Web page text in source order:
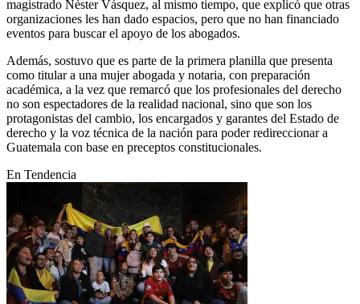
magistrado Néster Vásquez, al mismo tiempo, que explicó que otras
organizaciones les han dado espacios, pero que no han financiado
eventos para buscar el apoyo de los abogados.
Además, sostuvo que es parte de la primera planilla que presenta
como titular a una mujer abogada y notaria, con preparación
académica, a la vez que remarcó que los profesionales del derecho
no son espectadores de la realidad nacional, sino que son los
protagonistas del cambio, los encargados y garantes del Estado de
derecho y la voz técnica de la nación para poder redireccionar a
Guatemala con base en preceptos constitucionales.
En Tendencia